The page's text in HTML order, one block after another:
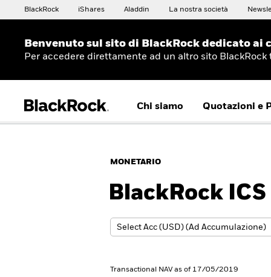
BlackRock iShares Aladdin La nostra società
Benvenuto sul sito di BlackRock dedicato ai
Per accedere direttamente ad un altro sito
Chi siamo Quotazioni e
MONETARIO
BlackRock
Transactional NAV as of 17/05/2019